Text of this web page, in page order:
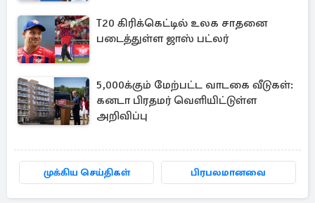
T20 கிரிக்கெட்டில் உலக சாதனை
படைத்துள்ள ஜாஸ் பட்லர்
5,000க்கும் மேற்பட்ட வாடகை வீடுகள்:
கனடா பிரதமர் வெளியிட்டுள்ள
அறிவிப்பு
முக்கிய செய்திகள் பிரபலமானவை